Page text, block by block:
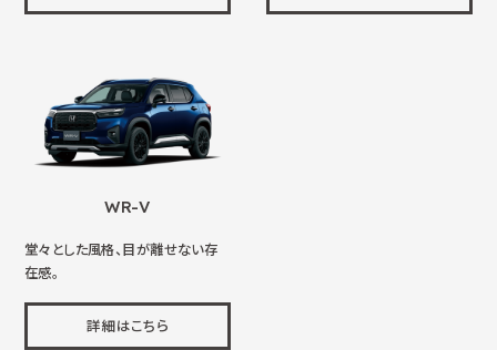
WR-V
堂々とした風格、目が離せない存
在感。
詳細はこちら